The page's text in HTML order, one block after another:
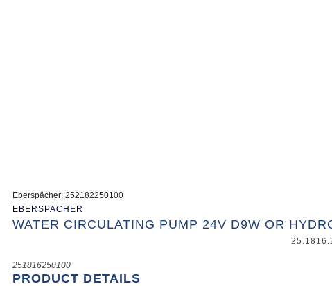
Eberspächer: 252182250100
EBERSPACHER
WATER CIRCULATING PUMP 24V D9W OR
251816250100
PRODUCT DETAILS